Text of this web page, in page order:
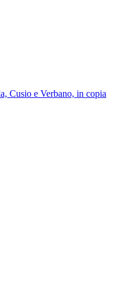
Cusio e Verbano, in copia